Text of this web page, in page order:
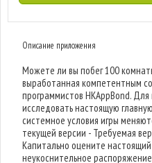
Описание приложения
Можете ли вы побег 100
выработанная компетентным
программистов HKAppBond.
исследовать настоящую
системное условия игры
текущей версии - Требуемая
Капитально оцените
неукоснительное